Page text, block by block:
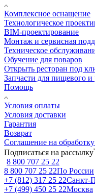
Комплексное оснащение
Технологическое
BIM-проектирование
Монтаж и сервисная
Техническое
Обучение для поваров
Открыть ресторан под
Запчасти для пищевого и
Помощь
Условия оплаты
Условия доставки
Гарантия
Возврат
Соглашение на
Подписаться на рассылку
8 800 707 25 22
8 800 707 25 22По России
+7 (812) 317 25 22Санкт-
+7 (499) 450 25 22Москва